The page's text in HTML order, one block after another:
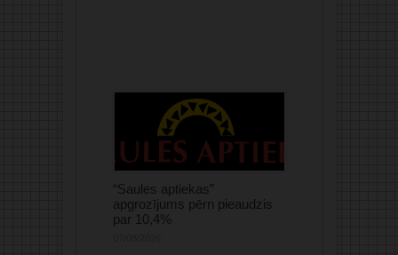
“Saules aptiekas”
apgrozījums pērn pieaudzis
par 10,4%